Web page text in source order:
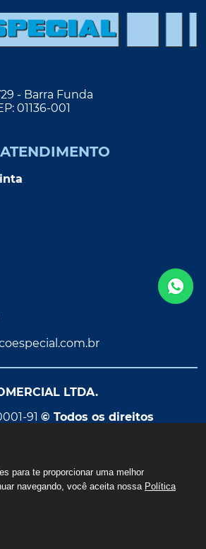
- Barra Funda
01136-001
LTDA.
91 © Todos os direitos
para te proporcionar uma melhor
navegando, você aceita nossa Política